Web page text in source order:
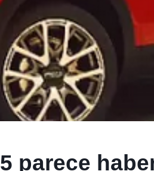
parece